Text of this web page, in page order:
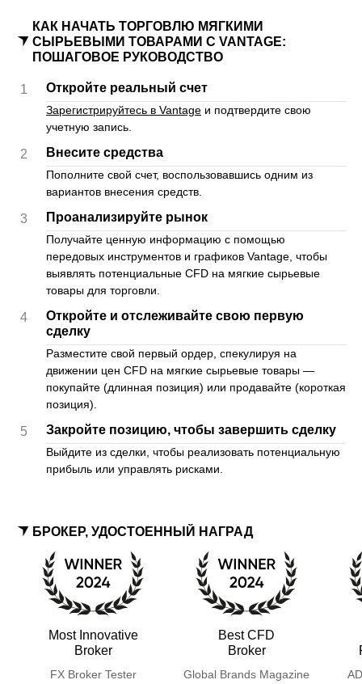
КАК НАЧАТЬ ТОРГОВЛЮ МЯГКИМИ
СЫРЬЕВЫМИ ТОВАРАМИ С VANTAGE:
ПОШАГОВОЕ РУКОВОДСТВО
1 Откройте реальный счет
Зарегистрируйтесь в Vantage и подтвердите свою
учетную запись.
2 Внесите средства
Пополните свой счет, воспользовавшись одним из
вариантов внесения средств.
3 Проанализируйте рынок
Получайте ценную информацию с помощью
передовых инструментов и графиков Vantage, чтобы
выявлять потенциальные CFD на мягкие сырьевые
товары для торговли.
4
Откройте и отслеживайте свою первую
сделку
Разместите свой первый ордер, спекулируя на
движении цен CFD на мягкие сырьевые товары —
покупайте (длинная позиция) или продавайте (короткая
позиция).
5 Закройте позицию, чтобы завершить сделку
Выйдите из сделки, чтобы реализовать потенциальную
прибыль или управлять рисками.
БРОКЕР, УДОСТОЕННЫЙ НАГРАД
Most Innovative
Broker
FX Broker Tester
Best CFD
Broker
Global Brands Magazine